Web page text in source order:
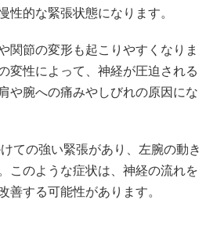
性的な緊張状態になります。
関節の変形も起こりやすくなりま
変性によって、神経が圧迫される
や腕への痛みやしびれの原因にな
ての強い緊張があり、左腕の動き
このような症状は、神経の流れを
善する可能性があります。